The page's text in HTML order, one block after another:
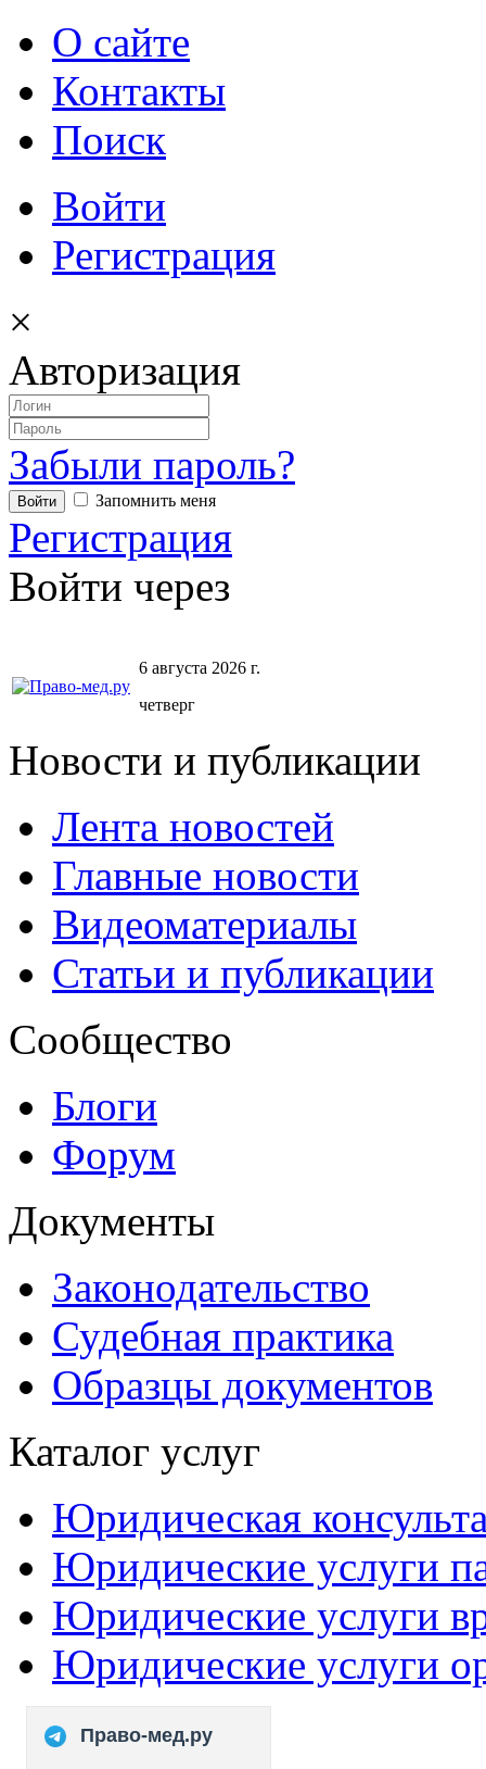
О сайте
Контакты
Поиск
Войти
Регистрация
×
Авторизация
Забыли пароль?
Запомнить меня
Регистрация
Войти через
6 августа 2026 г.
четверг
Новости и публикации
Лента новостей
Главные новости
Видеоматериалы
Статьи и публикации
Сообщество
Блоги
Форум
Документы
Законодательство
Судебная практика
Образцы документов
Каталог услуг
Юридическая
Юридические услуги
Юридические услуги
Юридические услуги
Право-мед.ру